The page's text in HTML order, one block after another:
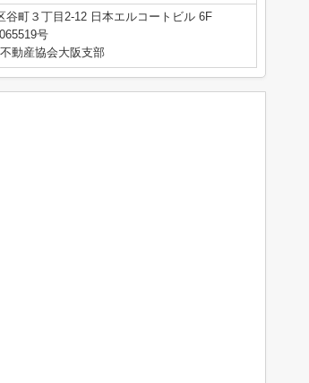
谷町３丁目2-12 日本エルコートビル 6F
号
動産協会大阪支部